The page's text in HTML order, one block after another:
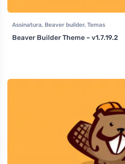
Assinatura, Beaver builder, Temas
Beaver Builder Theme – v1.7.19.2